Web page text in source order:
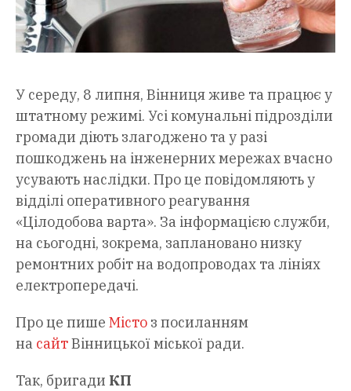
У середу, 8 липня, Вінниця живе та працює у
штатному режимі. Усі комунальні підрозділи
громади діють злагоджено та у разі
пошкоджень на інженерних мережах вчасно
усувають наслідки. Про це повідомляють у
відділі оперативного реагування
«Цілодобова варта». За інформацією служби,
на сьогодні, зокрема, заплановано низку
ремонтних робіт на водопроводах та лініях
електропередачі.
Про це пише Місто з посиланням
на сайтВінницької міської ради.
Так, бригади КП